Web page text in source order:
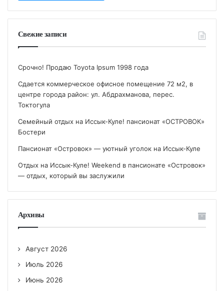
Свежие записи
Срочно! Продаю Toyota Ipsum 1998 года
Сдается коммерческое офисное помещение 72 м2, в
центре города район: ул. Абдрахманова, перес.
Токтогула
Семейный отдых на Иссык-Куле! пансионат «ОСТРОВОК»
Бостери
Пансионат «Островок» — уютный уголок на Иссык-Куле
Отдых на Иссык-Куле! Weekend в пансионате «Островок»
— отдых, который вы заслужили
Архивы
Август 2026
Июль 2026
Июнь 2026